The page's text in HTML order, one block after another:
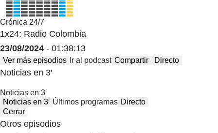
Crónica 24/7
1x24: Radio Colombia
23/08/2024 - 01:38:13
Ver más episodios Ir al podcast Compartir Directo
Noticias en 3′
Noticias en 3′
Noticias en 3′ Últimos programas Directo
Cerrar
Otros episodios